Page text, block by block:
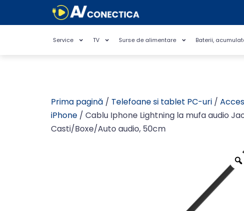
Service TV Surse de alimentare Baterii,
Prima pagină / Telefoane si tablet PC-uri /
iPhone / Cablu Iphone Lightning la mufa audio
Casti/Boxe/Auto audio, 50cm